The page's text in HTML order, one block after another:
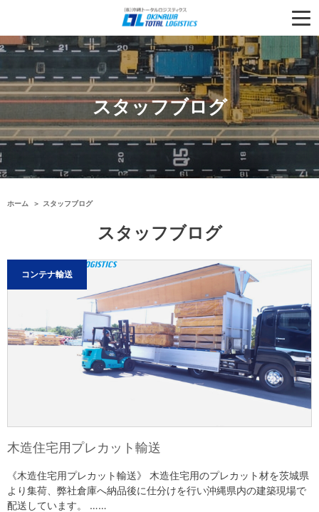
スタッフブログ
ホーム スタッフブログ
スタッフブログ
コンテナ輸送
木造住宅用プレカット輸送
《木造住宅用プレカット輸送》 木造住宅用のプレカット材を茨城県
より集荷、弊社倉庫へ納品後に仕分けを行い沖縄県内の建築現場で
配送しています。 ……